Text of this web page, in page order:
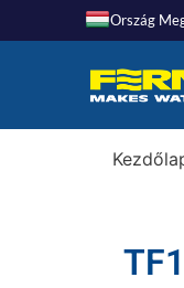
Ország